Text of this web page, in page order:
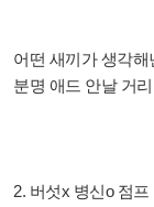
어떤 새끼가 생각
분명 애드 안날 거
2. 버섯x 병신o 점프